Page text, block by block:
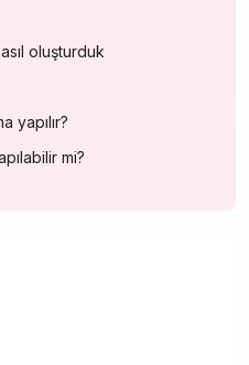
oluşturduk
yapılır?
mi?